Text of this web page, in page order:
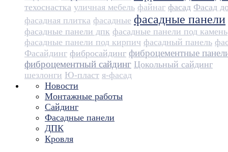
техоснастка уличная мебель файнаг фасад Фасад
фасадная плитка фасадные фасадные панели
фасадные панели дпк фасадные панели под камень
фасадные панели под кирпич фасадный панель
Фасайдинг фибросайдинг фиброцементные
фиброцементный сайдинг Цокольный сайдинг
шезлонги Ю-пласт я-фасад
Новости
Монтажные работы
Сайдинг
Фасадные панели
ДПК
Кровля